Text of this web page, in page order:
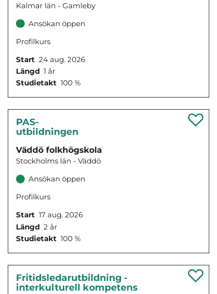
Kalmar län - Gamleby
Ansökan öppen
Profilkurs
Start 24 aug. 2026
Längd 1 år
Studietakt 100 %
PAS-
utbildningen
Väddö folkhögskola
Stockholms län - Väddö
Ansökan öppen
Profilkurs
Start 17 aug. 2026
Längd 2 år
Studietakt 100 %
Fritidsledarutbildning -
interkulturell kompetens